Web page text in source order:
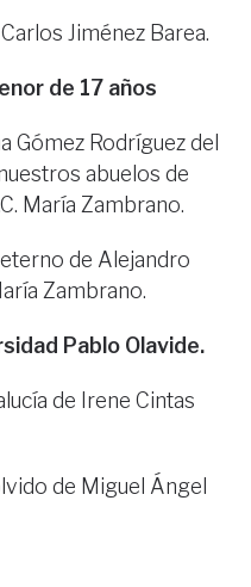
Jiménez Barea.
de 17 años
Gómez Rodríguez del
abuelos de
María Zambrano.
de Alejandro
Zambrano.
Pablo Olavide.
de Irene Cintas
de Miguel Ángel